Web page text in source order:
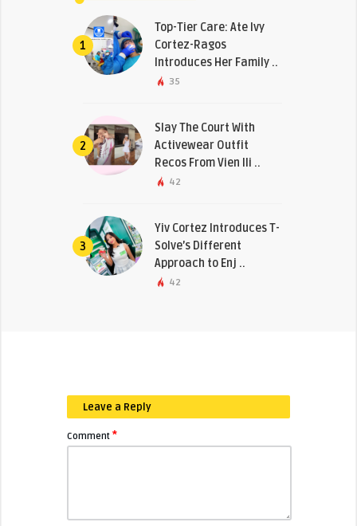
1
Top-Tier Care: Ate Ivy
Cortez-Ragos
Introduces Her Family ..
35
2
Slay The Court With
Activewear Outfit
Recos From Vien Ili ..
42
3
Yiv Cortez Introduces T-
Solve’s Different
Approach to Enj ..
42
Leave a Reply
Comment *